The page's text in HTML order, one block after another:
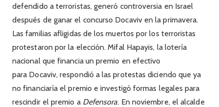
defendido a terroristas, generó controversia en Israel
después de ganar el concurso Docaviv en la primavera.
Las familias afligidas de los muertos por los terroristas
protestaron por la elección. Mifal Hapayis, la lotería
nacional que financia un premio en efectivo
para Docaviv, respondió a las protestas diciendo que ya
no financiaría el premio e investigó formas legales para
rescindir el premio a Defensora. En noviembre, el alcalde